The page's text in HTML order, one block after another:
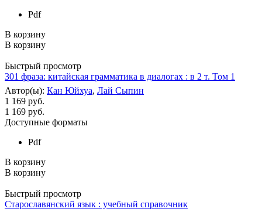
Pdf
В корзину
В корзину
Быстрый просмотр
301 фраза: китайская грамматика в диалогах : в 2 т. Том 1
Автор(ы): Кан Юйхуа, Лай Сыпин
1 169 руб.
1 169 руб.
Доступные форматы
Pdf
В корзину
В корзину
Быстрый просмотр
Старославянский язык : учебный справочник